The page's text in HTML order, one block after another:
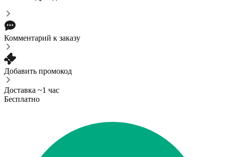
Комментарий к заказу
Добавить промокод
Доставка ~1 час
Бесплатно